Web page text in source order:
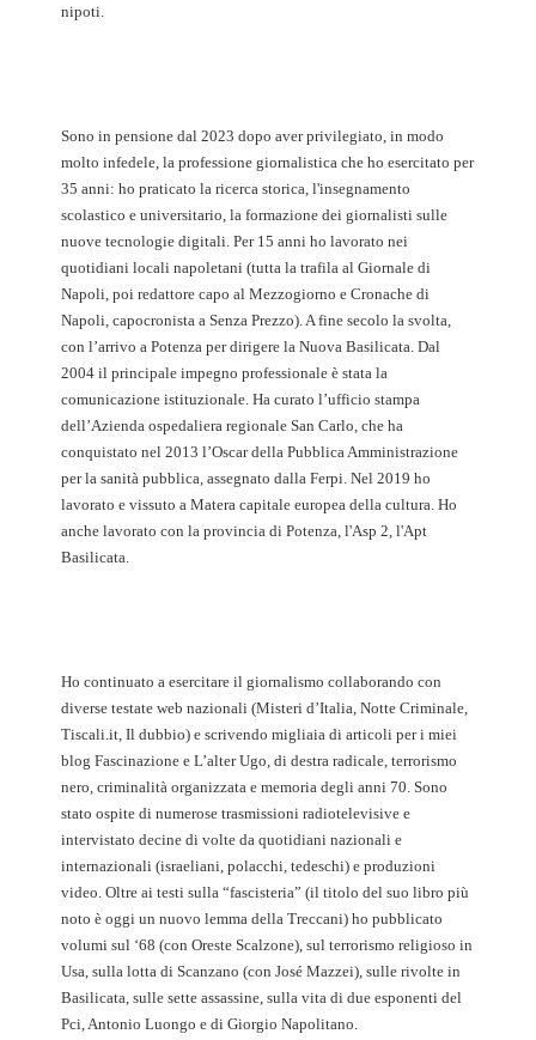
nipoti.
Sono in pensione dal 2023 dopo aver privilegiato, in modo
molto infedele, la professione giornalistica che ho esercitato per
35 anni: ho praticato la ricerca storica, l'insegnamento
scolastico e universitario, la formazione dei giornalisti sulle
nuove tecnologie digitali. Per 15 anni ho lavorato nei
quotidiani locali napoletani (tutta la trafila al Giornale di
Napoli, poi redattore capo al Mezzogiorno e Cronache di
Napoli, capocronista a Senza Prezzo). A fine secolo la svolta,
con l’arrivo a Potenza per dirigere la Nuova Basilicata. Dal
2004 il principale impegno professionale è stata la
comunicazione istituzionale. Ha curato l’ufficio stampa
dell’Azienda ospedaliera regionale San Carlo, che ha
conquistato nel 2013 l’Oscar della Pubblica Amministrazione
per la sanità pubblica, assegnato dalla Ferpi. Nel 2019 ho
lavorato e vissuto a Matera capitale europea della cultura. Ho
anche lavorato con la provincia di Potenza, l'Asp 2, l'Apt
Basilicata.
Ho continuato a esercitare il giornalismo collaborando con
diverse testate web nazionali (Misteri d’Italia, Notte Criminale,
Tiscali.it, Il dubbio) e scrivendo migliaia di articoli per i miei
blog Fascinazione e L’alter Ugo, di destra radicale, terrorismo
nero, criminalità organizzata e memoria degli anni 70. Sono
stato ospite di numerose trasmissioni radiotelevisive e
intervistato decine di volte da quotidiani nazionali e
internazionali (israeliani, polacchi, tedeschi) e produzioni
video. Oltre ai testi sulla “fascisteria” (il titolo del suo libro più
noto è oggi un nuovo lemma della Treccani) ho pubblicato
volumi sul ‘68 (con Oreste Scalzone), sul terrorismo religioso in
Usa, sulla lotta di Scanzano (con José Mazzei), sulle rivolte in
Basilicata, sulle sette assassine, sulla vita di due esponenti del
Pci, Antonio Luongo e di Giorgio Napolitano.